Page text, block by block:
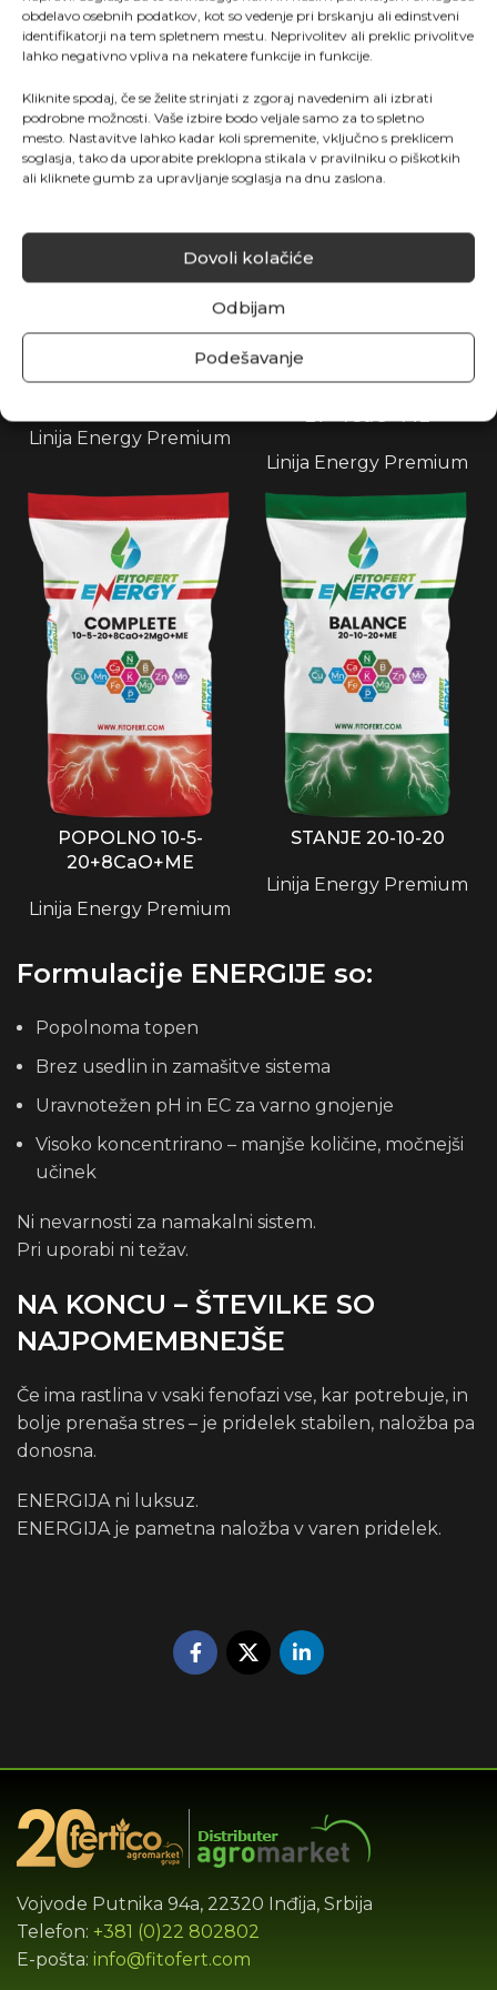
obdelavo osebnih podatkov, kot so vedenje pri brskanju ali edinstveni
identifikatorji na tem spletnem mestu. Neprivolitev ali preklic privolitve
lahko negativno vpliva na nekatere funkcije in funkcije.
Kliknite spodaj, če se želite strinjati z zgoraj navedenim ali izbrati
podrobne možnosti. Vaše izbire bodo veljale samo za to spletno
mesto. Nastavitve lahko kadar koli spremenite, vključno s preklicem
soglasja, tako da uporabite preklopna stikala v pravilniku o piškotkih
ali kliknete gumb za upravljanje soglasja na dnu zaslona.
Dovoli kolačiće
Odbijam
Podešavanje
Linija Energy Premium
Linija Energy Premium
27+4CaO+ME
Linija Energy Premium
POPOLNO 10-5-
20+8CaO+ME
Linija Energy Premium
STANJE 20-10-20
Linija Energy Premium
Formulacije ENERGIJE so:
Popolnoma topen
Brez usedlin in zamašitve sistema
Uravnotežen pH in EC za varno gnojenje
Visoko koncentrirano – manjše količine, močnejši
učinek
Ni nevarnosti za namakalni sistem.
Pri uporabi ni težav.
NA KONCU – ​​ŠTEVILKE SO
NAJPOMEMBNEJŠE
Če ima rastlina v vsaki fenofazi vse, kar potrebuje, in
bolje prenaša stres – je pridelek stabilen, naložba pa
donosna.
ENERGIJA ni luksuz.
ENERGIJA je pametna naložba v varen pridelek.
Vojvode Putnika 94a, 22320 Inđija, Srbija
Telefon: +381 (0)22 802802
E-pošta: info@fitofert.com